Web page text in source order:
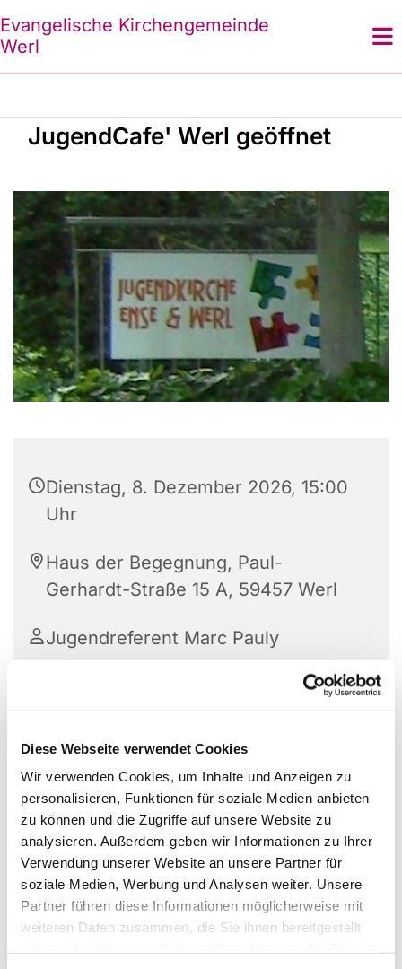
Diese Webseite verwendet Cookies
Wir verwenden Cookies, um Inhalte und Anzeigen zu
personalisieren, Funktionen für soziale Medien anbieten
zu können und die Zugriffe auf unsere Website zu
analysieren. Außerdem geben wir Informationen zu Ihrer
Verwendung unserer Website an unsere Partner für
soziale Medien, Werbung und Analysen weiter. Unsere
Partner führen diese Informationen möglicherweise mit
weiteren Daten zusammen, die Sie ihnen bereitgestellt
Evangelische Kirchengemeinde
Werl
JugendCafe' Werl geöffnet
Dienstag, 8. Dezember 2026, 15:00
Uhr
Haus der Begegnung, Paul-
Gerhardt-Straße 15 A, 59457 Werl
Jugendreferent Marc Pauly